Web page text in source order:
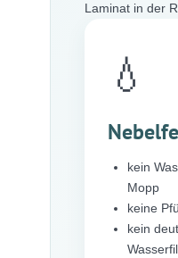
Laminat in der
💧
kein
Mopp
keine
kein